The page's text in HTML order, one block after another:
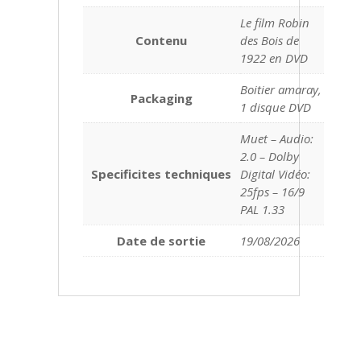
Contenu
Le film Robin
des Bois de
1922 en DVD
Packaging
Boitier amaray,
1 disque DVD
Specificites techniques
Muet – Audio:
2.0 – Dolby
Digital Vidéo:
25fps – 16/9
PAL 1.33
Date de sortie
19/08/2026